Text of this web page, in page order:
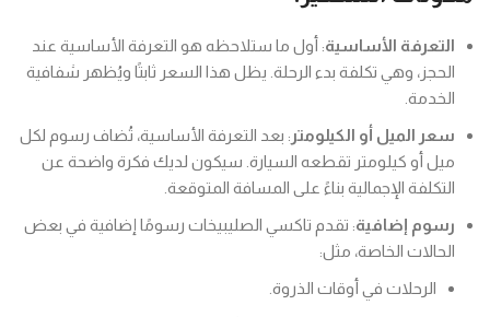
التعرفة الأساسية: أول ما ستلاحظه هو التعرفة الأساسية عند
الحجز، وهي تكلفة بدء الرحلة. يظل هذا السعر ثابتًا ويُظهر شفافية
الخدمة.
سعر الميل أو الكيلومتر : بعد التعرفة الأساسية، تُضاف رسوم لكل
ميل أو كيلومتر تقطعه السيارة. سيكون لديك فكرة واضحة عن
التكلفة الإجمالية بناءً على المسافة المتوقعة.
رسوم إضافية: تقدم تاكسي الصليبيخات رسومًا إضافية في بعض
الحالات الخاصة، مثل:
الرحلات في أوقات الذروة.